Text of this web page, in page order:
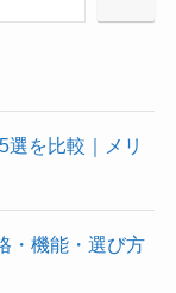
選を比較｜メリ
・機能・選び方